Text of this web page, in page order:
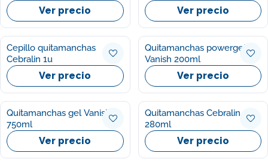
Ver precio Ver precio
Cepillo quitamanchas
Cebralin 1u
Ver precio
Quitamanchas powergel
Vanish 200ml
Ver precio
Quitamanchas gel Vanish
750ml
Ver precio
Quitamanchas Cebralin
280ml
Ver precio